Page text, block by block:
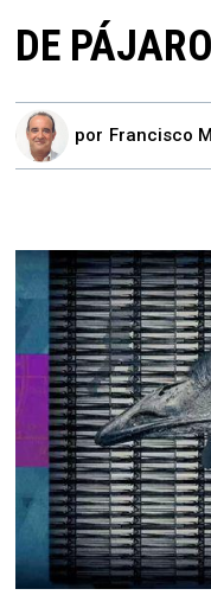
DE
por Francisco